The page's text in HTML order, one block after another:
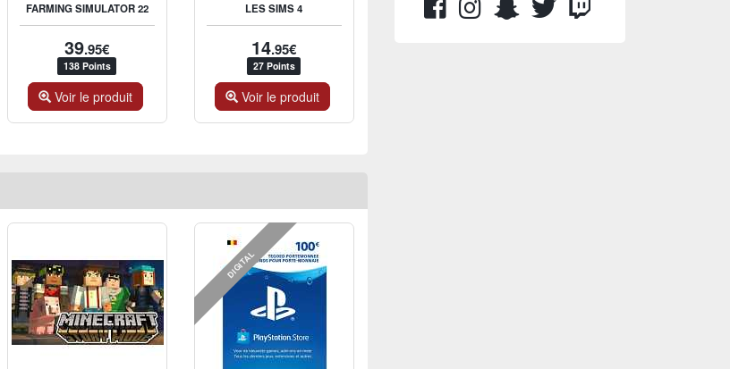
FARMING SIMULATOR 22
39.95€
138 Points
Voir le produit
LES SIMS 4
14.95€
27 Points
Voir le produit
DIGITAL